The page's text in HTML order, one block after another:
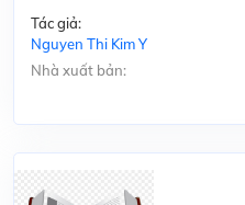
Tác giả:
Nguyen Thi Kim Y
Nhà xuất bản: